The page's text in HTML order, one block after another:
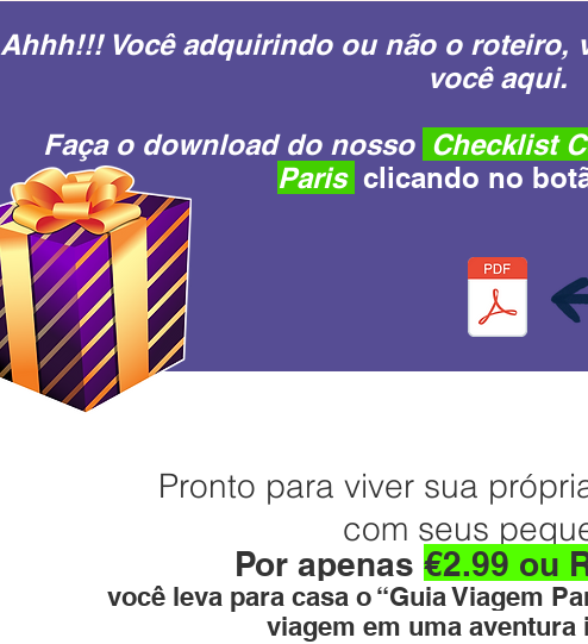
Ahhh!!! Você adquirindo ou não o roteiro,
você aqui.
Faça o download do nosso Checklist
Paris clicando no
Pronto para viver sua
com seus
Por apenas €2.99 ou
​você leva para casa o “Guia Viagem
viagem em uma aventura